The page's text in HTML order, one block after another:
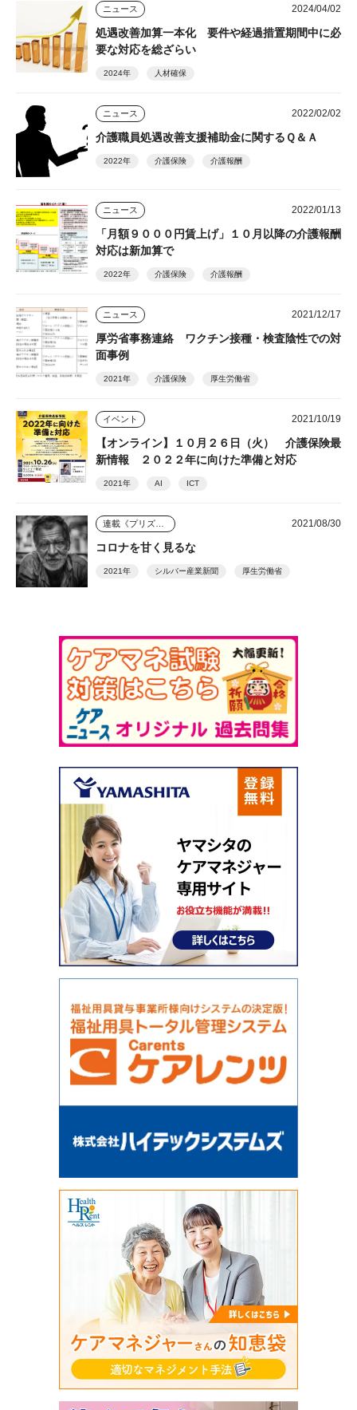
ニュース 2024/04/02
処遇改善加算一本化 要件や経過措置期間中に必
要な対応を総ざらい
2024年 人材確保
ニュース 2022/02/02
介護職員処遇改善支援補助金に関するＱ＆Ａ
2022年 介護保険 介護報酬
ニュース 2022/01/13
「月額９０００円賃上げ」１０月以降の介護報酬
対応は新加算で
2022年 介護保険 介護報酬
ニュース 2021/12/17
厚労省事務連絡 ワクチン接種・検査陰性での対
面事例
2021年 介護保険 厚生労働省
イベント 2021/10/19
【オンライン】１０月２６日（火） 介護保険最
新情報 ２０２２年に向けた準備と対応
2021年 AI ICT
2021/08/30
コロナを甘く見るな
2021年 シルバー産業新聞 厚生労働省